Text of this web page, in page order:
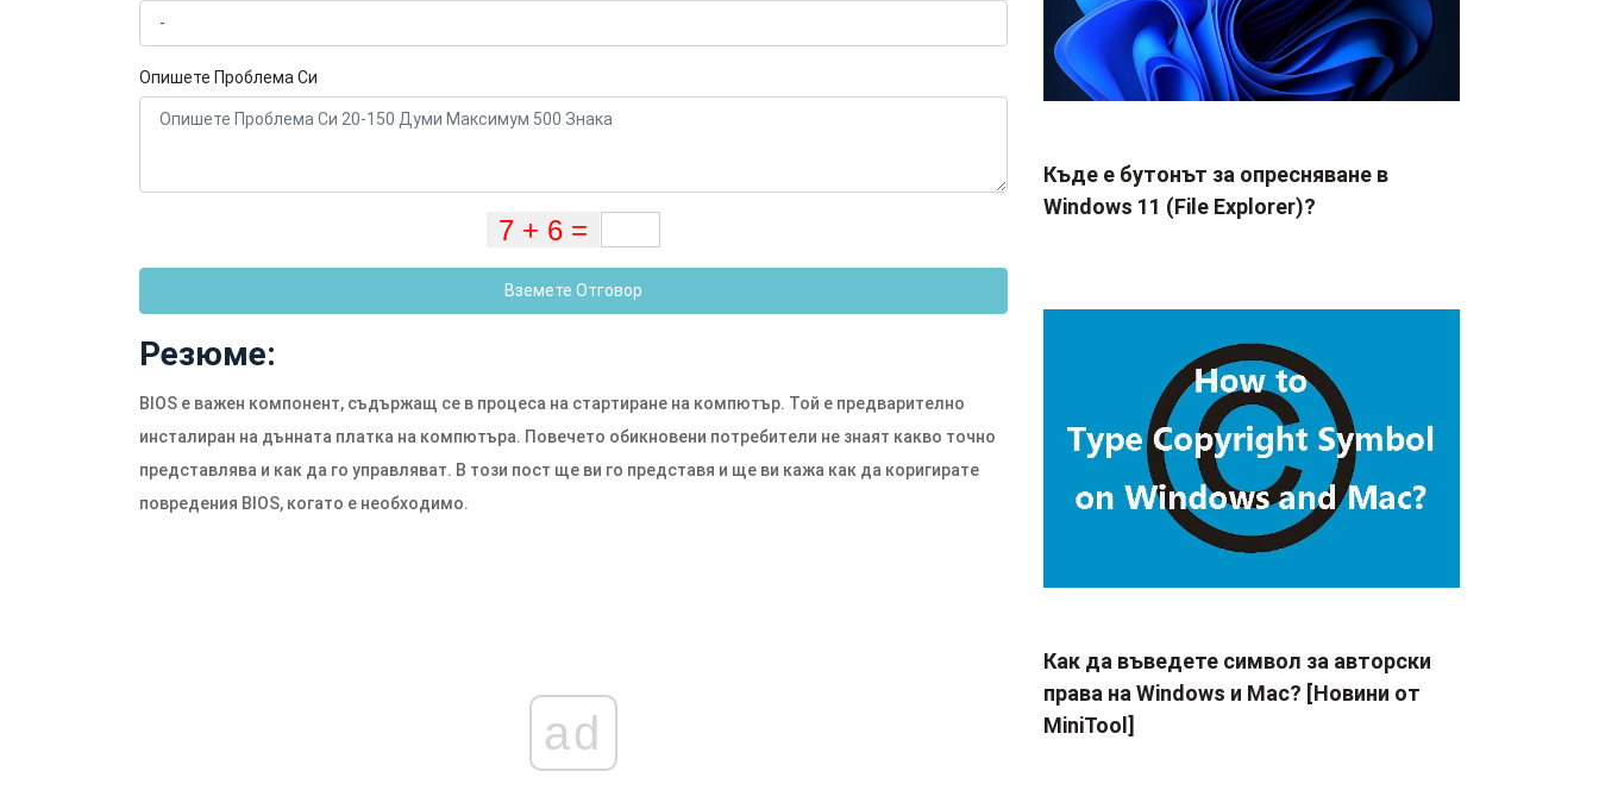
Опишете Проблема Си
Вземете Отговор
Резюме:
BIOS е важен компонент, съдържащ се в процеса на стартиране на компютър. Той е предварително
инсталиран на дънната платка на компютъра. Повечето обикновени потребители не знаят какво точно
представлява и как да го управляват. В този пост ще ви го представя и ще ви кажа как да коригирате
повредения BIOS, когато е необходимо.
ad
Къде е бутонът за опресняване в
Windows 11 (File Explorer)?
Как да въведете символ за авторски
права на Windows и Mac? [Новини от
MiniTool]